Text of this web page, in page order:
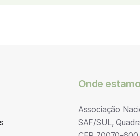
Onde
Associação
SAF/SUL,